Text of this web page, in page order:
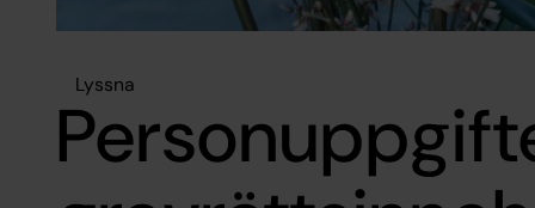
Lyssna